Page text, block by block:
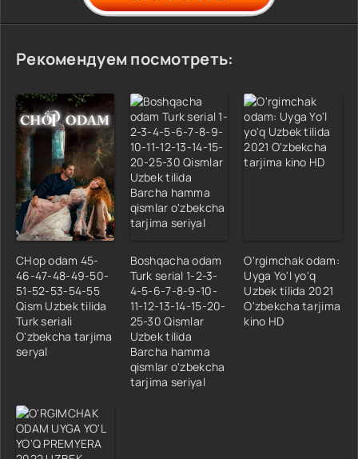
Рекомендуем посмотреть:
CHop odam 45-
46-47-48-49-50-
51-52-53-54-55
Qism Uzbek tilida
Turk seriali
O'zbekcha tarjima
seryal
Boshqacha odam
Turk serial 1-2-3-
4-5-6-7-8-9-10-
11-12-13-14-15-20-
25-30 Qismlar
Uzbek tilida
Barcha hamma
qismlar o'zbekcha
tarjima seriyal
O'rgimchak odam:
Uyga Yo'l yo'q
Uzbek tilida 2021
O'zbekcha tarjima
kino HD